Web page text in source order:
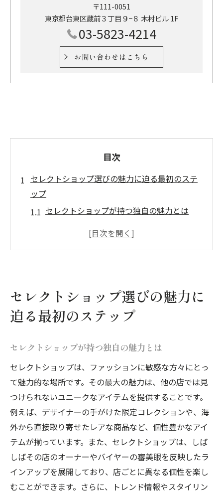
〒111-0051
東京都台東区蔵前３丁目９−８ 木村ビル 1F
03-5823-4214
お問い合わせはこちら
目次
セレクトショップ選びの魅力に迫る最初のステ
ップ
セレクトショップが持つ独自の魅力とは
地域ごとのセレクトショップの特色を探る
構え
セレクトショップの利用で得られるスタイ
ルの進化
新常識
自分に合ったセレクトショップのランクを理解
する
セレクトショップのランクとは何か
自分のライフスタイルに合ったショップを
各ランクのショップが提供するサービスと
特徴
ランクに応じた価格帯とその魅力
セレクトショップ選びの魅力に
迫る最初のステップ
セレクトショップが持つ独自の魅力とは
セレクトショップは、ファッションに敏感な方々にとっ
て魅力的な場所です。その最大の魅力は、他の店では見
つけられないユニークなアイテムを提供することです。
例えば、デザイナーの手がけた限定コレクションや、海
外から直接取り寄せたレアな商品など、個性豊かなアイ
テムが揃っています。また、セレクトショップは、しば
しばその店のオーナーやバイヤーの審美眼を反映したラ
インアップを展開しており、店ごとに異なる個性を楽し
むことができます。さらに、トレンド情報やスタイリン